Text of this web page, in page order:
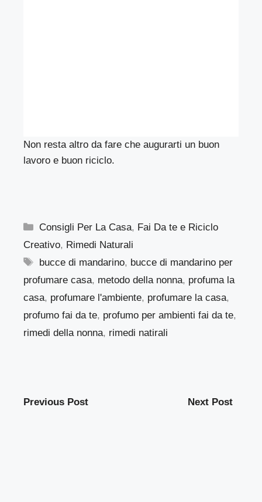
Non resta altro da fare che augurarti un buon
lavoro e buon riciclo.
Categorie
Consigli Per La Casa, Fai Da te e Riciclo
Creativo, Rimedi Naturali
Tag
bucce di mandarino, bucce di mandarino per
profumare casa, metodo della nonna, profuma la
casa, profumare l'ambiente, profumare la casa,
profumo fai da te, profumo per ambienti fai da te,
rimedi della nonna, rimedi natirali
Previous Post Next Post